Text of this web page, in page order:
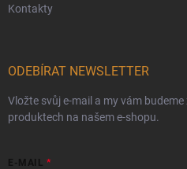
Kontakty
ODEBÍRAT NEWSLETTER
Vložte svůj e-mail a my vám
produktech na našem e-shopu.
E-MAIL